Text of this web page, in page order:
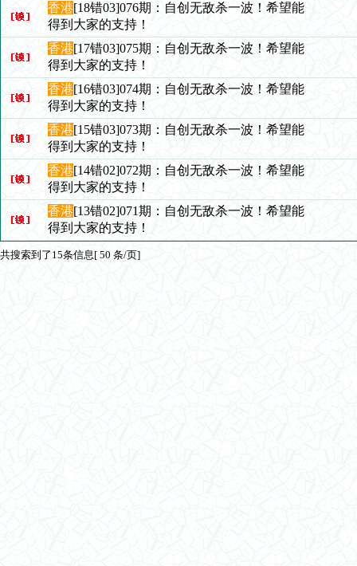
香港[18错03]076期：自创无敌杀一波！希望能
得到大家的支持！
香港[17错03]075期：自创无敌杀一波！希望能
得到大家的支持！
香港[16错03]074期：自创无敌杀一波！希望能
得到大家的支持！
香港[15错03]073期：自创无敌杀一波！希望能
得到大家的支持！
香港[14错02]072期：自创无敌杀一波！希望能
得到大家的支持！
香港[13错02]071期：自创无敌杀一波！希望能
得到大家的支持！
共搜索到了15条信息[ 50 条/页]